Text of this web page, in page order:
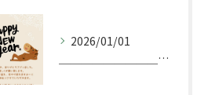
2026/01/01
＿＿＿＿＿＿＿＿＿＿＿＿＿＿＿＿＿＿＿＿＿＿